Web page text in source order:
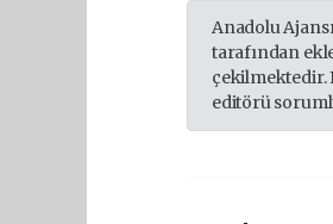
Anadolu
tarafından
çekilmektedir.
editörü